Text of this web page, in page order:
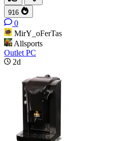
916
0
MirY_oFerTas
Allsports
Outlet PC
2d